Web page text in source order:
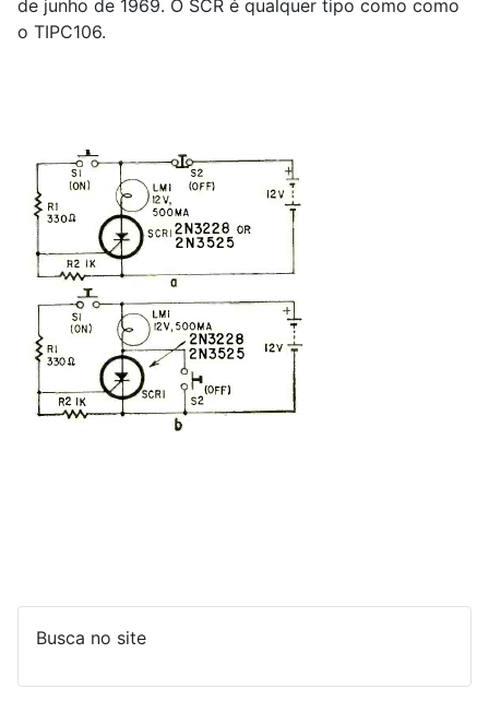
de junho de 1969. O SCR é qualquer tipo como como
o TIPC106.
Busca no site